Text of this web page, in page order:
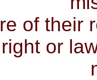
of their
or